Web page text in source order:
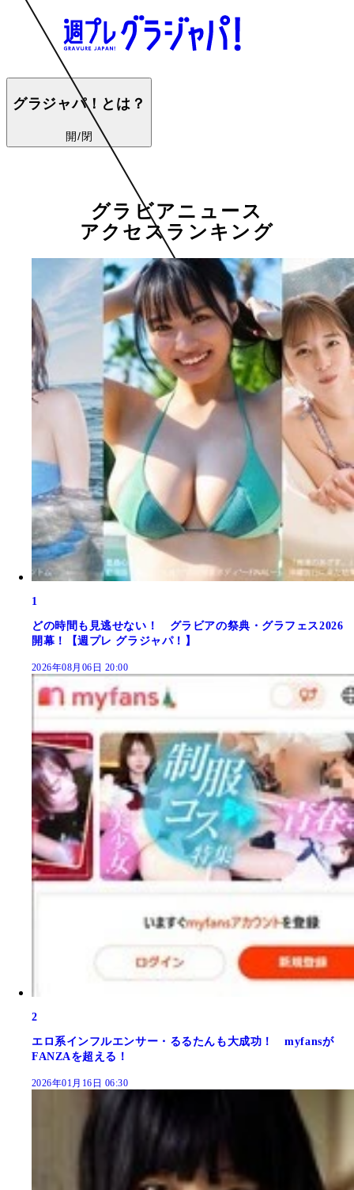
グラジャパ！とは？
開/閉
グラビアニュース
アクセスランキング
1
どの時間も見逃せない！ グラビアの祭典・グラフェス2026
開幕！【週プレ グラジャパ！】
2026年08月06日 20:00
2
エロ系インフルエンサー・るるたんも大成功！ myfansが
FANZAを超える！
2026年01月16日 06:30